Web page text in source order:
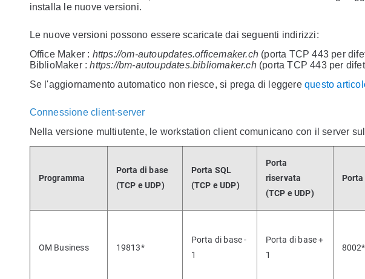
installa le nuove versioni.
Le nuove versioni possono essere scaricate dai seguenti indirizzi:
Office Maker : https://om-autoupdates.officemaker.ch (porta TCP 443 per
BiblioMaker :https://bm-autoupdates.bibliomaker.ch(porta TCP 443 per
Se l'aggiornamento automatico non riesce, si prega di leggere questo
Connessione client-server
Nella versione multiutente, le workstation client comunicano con il server
Programma
Porta di base
(TCP e UDP)
Porta SQL
(TCP e UDP)
Porta
riservata
(TCP e UDP)
Porta
OM Business 19813*
Porta di base -
1
Porta di base +
1
8002*